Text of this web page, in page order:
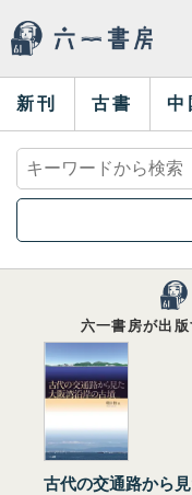
新刊 古書 中
六一書房が出
古代の交通路から